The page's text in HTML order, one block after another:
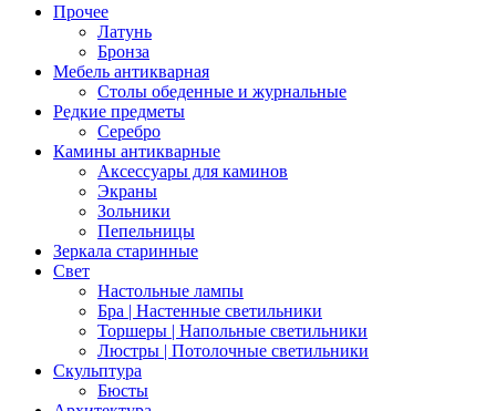
Прочее
Латунь
Бронза
Мебель антикварная
Столы обеденные и журнальные
Редкие предметы
Серебро
Камины антикварные
Аксессуары для каминов
Экраны
Зольники
Пепельницы
Зеркала старинные
Свет
Настольные лампы
Бра | Настенные светильники
Торшеры | Напольные светильники
Люстры | Потолочные светильники
Скульптура
Бюсты